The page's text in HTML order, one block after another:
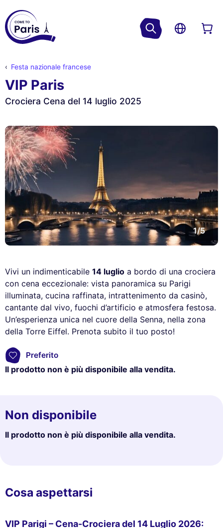
Festa nazionale francese
VIP Paris
Crociera Cena del 14 luglio 2025
1/5
Vivi un indimenticabile 14 luglio a bordo di una crociera
con cena eccezionale: vista panoramica su Parigi
illuminata, cucina raffinata, intrattenimento da casinò,
cantante dal vivo, fuochi d’artificio e atmosfera festosa.
Un’esperienza unica nel cuore della Senna, nella zona
della Torre Eiffel. Prenota subito il tuo posto!
Preferito
Il prodotto non è più disponibile alla vendita.
Non disponibile
Il prodotto non è più disponibile alla vendita.
Cosa aspettarsi
VIP Parigi – Cena-Crociera del 14 Luglio 2026: